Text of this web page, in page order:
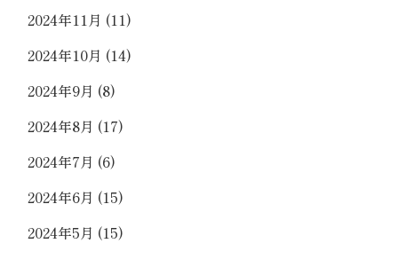
2024年11月 (11)
2024年10月 (14)
2024年9月 (8)
2024年8月 (17)
2024年7月 (6)
2024年6月 (15)
2024年5月 (15)